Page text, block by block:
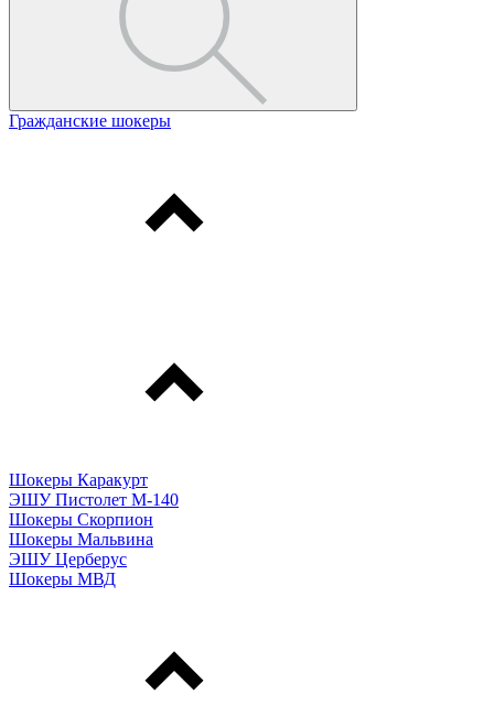
Гражданские шокеры
Шокеры Каракурт
ЭШУ Пистолет М-140
Шокеры Скорпион
Шокеры Мальвина
ЭШУ Церберус
Шокеры МВД